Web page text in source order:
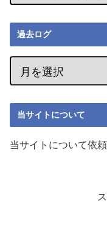
過去ログ
当サイトについて
当サイトについて依